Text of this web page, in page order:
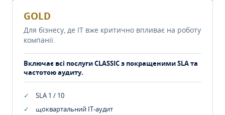
GOLD
Для бізнесу, де IT вже критично впливає на роботу
компанії.
Включає всі послуги CLASSIC з покращеними SLA та
частотою аудиту.
SLA 1 / 10
щоквартальний IT-аудит